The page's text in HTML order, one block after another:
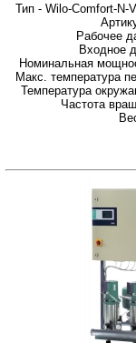
Тип - Wilo-Comfort-N-
Рабочее
Входное
Номинальная
Макс. температура
Температура
Частота